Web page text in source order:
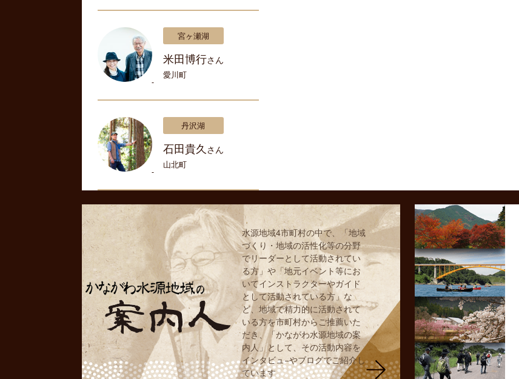
宮ヶ瀬湖
米田博行さん
愛川町
丹沢湖
石田貴久 さん
山北町
水源地域4市町村の中で、「地域
づくり・地域の活性化等の分野
でリーダーとして活動されてい
る方」や「地元イベント等にお
いてインストラクターやガイド
として活動されている方」な
ど、地域で精力的に活動されて
いる方を市町村からご推薦いた
だき、「かながわ水源地域の案
内人」として、その活動内容を
インタビュ−やブログでご紹介し
ています